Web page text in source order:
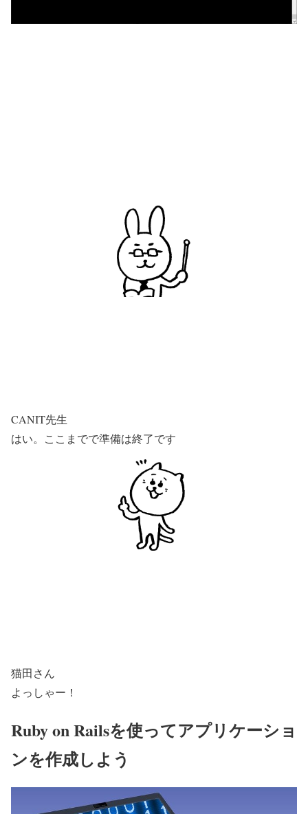
CANIT先生
はい。ここまでで準備は終了です
猫田さん
よっしゃー！
Ruby on Railsを使ってアプリケーショ
ンを作成しよう